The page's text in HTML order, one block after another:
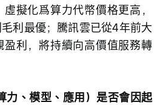
擬化爲算力代幣價格更高，
利最優；騰訊雲已從4年前大
盈利，將持續向高價值服務轉
力、模型、應用）是否會因起